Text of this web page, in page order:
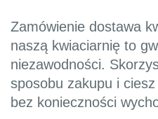
Zamówienie dostawa
naszą kwiaciarnię to
niezawodności.
sposobu zakupu i
bez konieczności